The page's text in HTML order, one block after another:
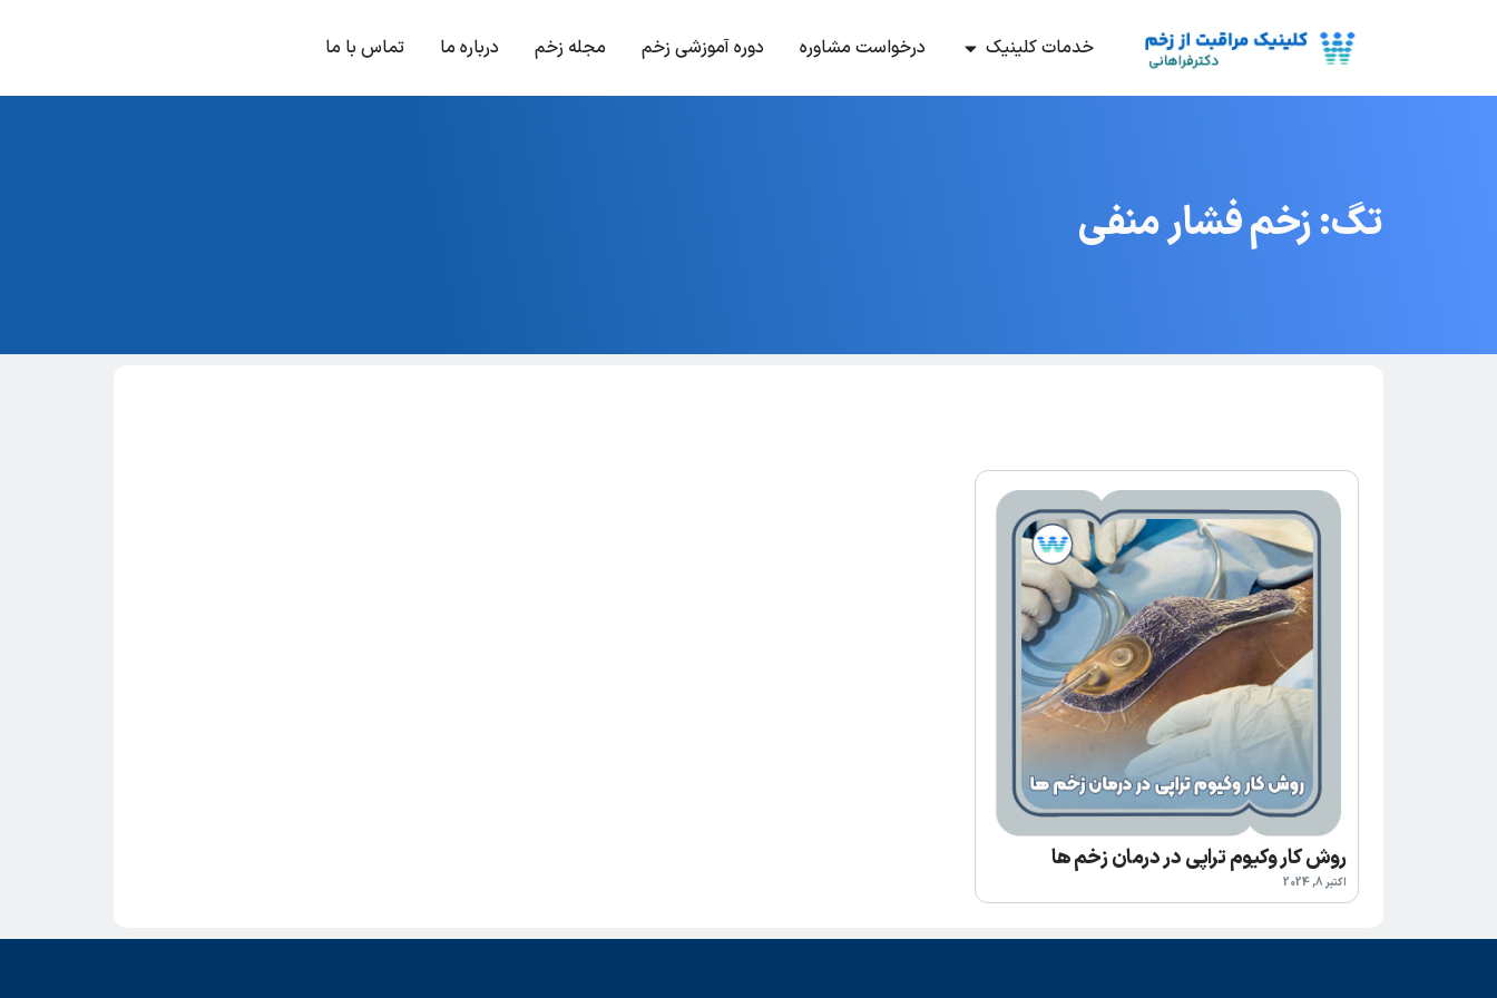
خدمات کلینیک درخواست مشاوره دوره آموزشی زخم مجله زخم درباره ما تماس با ما
تگ: زخم فشار منفی
روش کار وکیوم تراپی در درمان زخم ها
اکتبر 8, 2024